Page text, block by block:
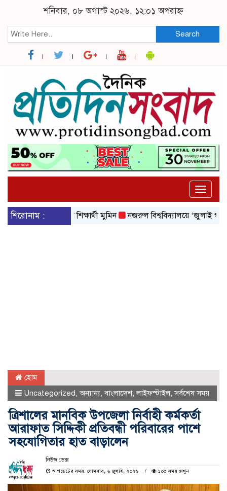
শনিবার, ০৮ অগাস্ট ২০২৬, ১২:০১ অপরাহ্ন
Search
Toggle
শিরোনাম :
বিশ্ববিদ্যালয়ের শিক্ষার্থী মুমিন নজরুল বিশ্ববিদ্যালয়ে ‘জুলাই
হোম
Uncategorized অন্যান্য ,বাংলাদেশ,লাইফস্টাইল,সর্বশেষ সময়
ত্রিশালের মানবিক উপজেলা নির্বাহী কর্মকর্তা
আরাফাত সিদ্দিকী প্রতিবন্ধী পরিবারের পাশে
সহযোগিতার হাত বাড়ালেন
নিউজ ডেক্স
আপডেটের সময়: সোমবার, ৬ জুলাই, ২০২৬
১০৫ সময় দেখুন